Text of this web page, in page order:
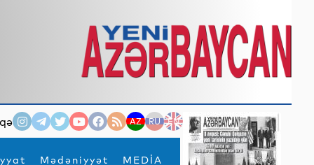
AZ RU EN
Mədəniyyət MEDİA